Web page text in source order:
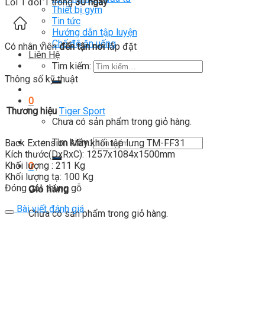
Thiết bị gym
Tin tức
Hướng dẫn tập luyện
Chế độ ăn uống
Liên Hệ
Tìm kiếm:
0
Chưa có sản phẩm trong giỏ hàng.
Tìm kiếm:
0
Giỏ hàng
Chưa có sản phẩm trong giỏ hàng.
Lỗi 1 đổi 1 trong30 ngày
Có nhân viênđến tận nơilắp đặt
Thông số kỹ thuật
Thương hiệu Tiger Sport
Back Extension Máy khối tập lưng TM-FF31
Kích thước(DxRxC): 1257x1084x1500mm
Khối lượng : 211 Kg
Khối lượng tạ: 100 Kg
Đóng gói: thùng gỗ
Bài viết đánh giá